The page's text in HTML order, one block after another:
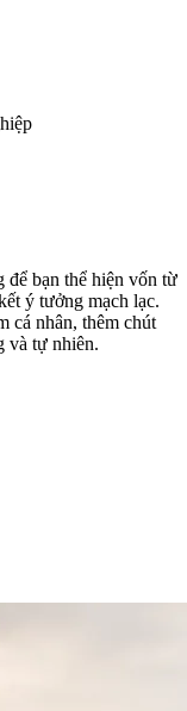
để bạn thể hiện vốn từ
ý tưởng mạch lạc.
cá nhân, thêm chút
và tự nhiên.